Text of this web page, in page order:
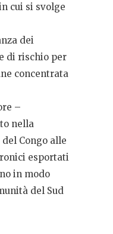
cui si svolge
dei
di rischio per
concentrata
–
nella
Congo alle
esportati
in modo
del Sud